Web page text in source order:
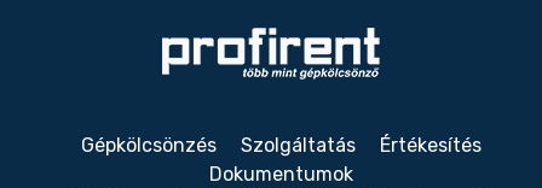
Gépkölcsönzés Szolgáltatás
Értékesítés
Dokumentumok